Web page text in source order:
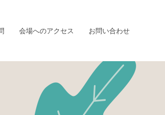
会場へのアクセス お問い合わせ